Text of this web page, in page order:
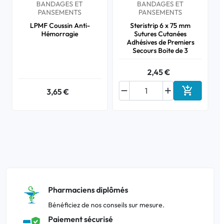
BANDAGES ET
PANSEMENTS
LPMF Coussin Anti-
Hémorragie
3,65 €
BANDAGES ET
PANSEMENTS
Steristrip 6 x 75 mm
Sutures Cutanées
Adhésives de Premiers
Secours Boite de 3
2,45 €

 Ajouter
Pharmaciens diplômés
Bénéficiez de nos conseils sur mesure.
Paiement sécurisé